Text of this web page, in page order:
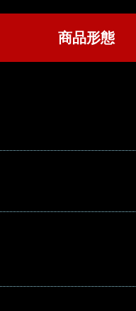
商品形態